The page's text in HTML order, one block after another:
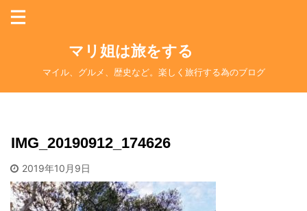
マリ姐は旅をする
マイル、グルメ、歴史など。楽しく旅行する為のブログ
IMG_20190912_174626
2019年10月9日